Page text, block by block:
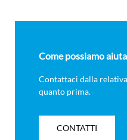
Come possiamo
Contattaci dalla
quanto prima.
CONTATTI